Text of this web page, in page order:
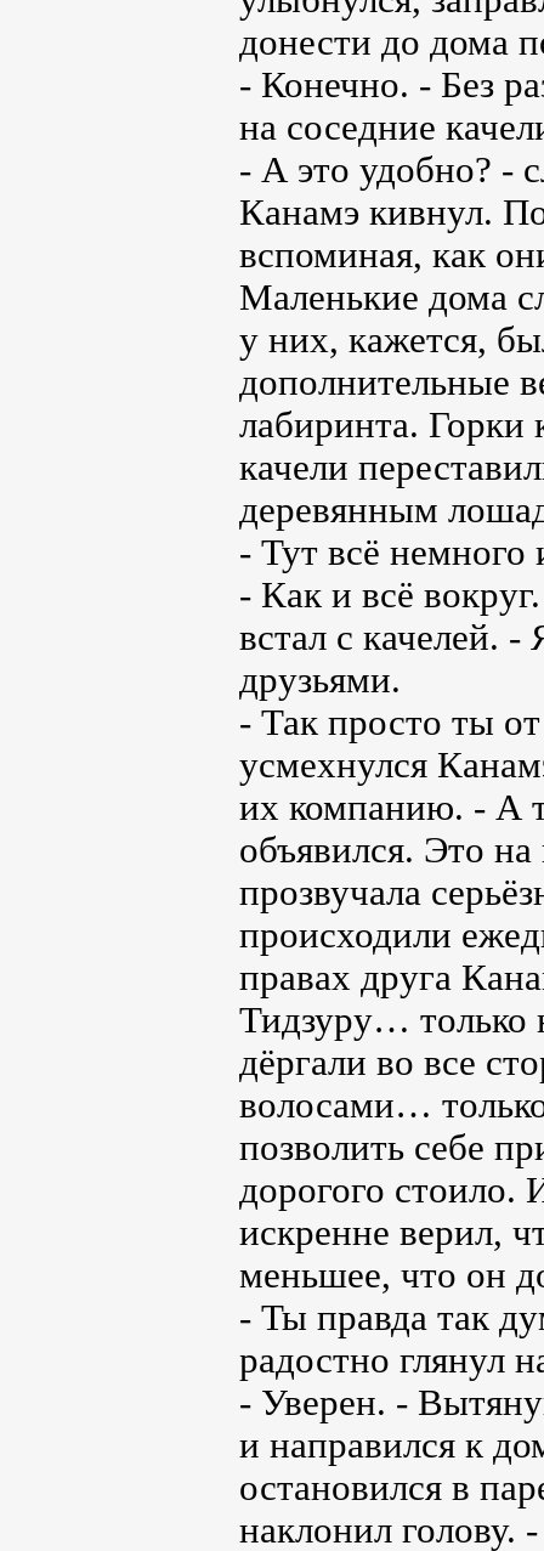
донести до дома
- Конечно. - Без
на соседние
- А это удобно? -
Канамэ кивнул.
вспоминая, как
Маленькие дома
у них, кажется,
дополнительные
лабиринта. Горки
качели
деревянным
- Тут всё немного
- Как и всё
встал с качелей.
друзьями.
- Так просто ты
усмехнулся
их компанию. - А
объявился. Это
прозвучала
происходили
правах друга
Тидзуру… только
дёргали во все
волосами…
позволить себе
дорогого
искренне верил,
меньшее, что он
- Ты правда так
радостно глянул
- Уверен. -
и направился к
остановился в
наклонил голову.